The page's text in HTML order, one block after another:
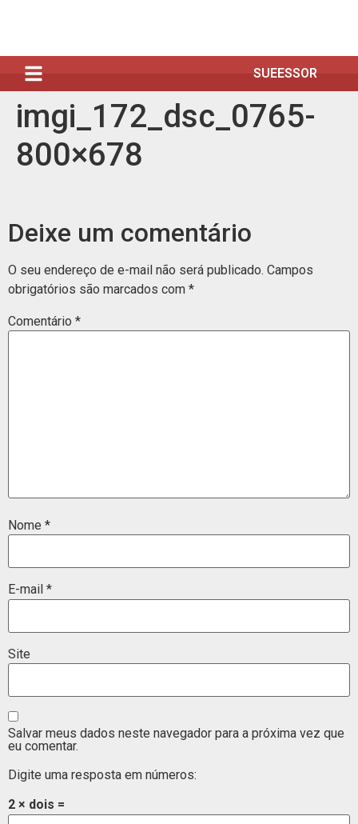
SUEESSOR
imgi_172_dsc_0765-
800×678
Deixe um comentário
O seu endereço de e-mail não será publicado. Campos
obrigatórios são marcados com *
Comentário *
Nome *
E-mail *
Site
Salvar meus dados neste navegador para a próxima vez que
eu comentar.
Digite uma resposta em números:
2 × dois =